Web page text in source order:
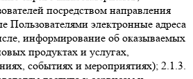
посредством направления
Пользователями электронные адреса
информирование об оказываемых
продуктах и услугах,
событиях и мероприятиях); 2.1.3.